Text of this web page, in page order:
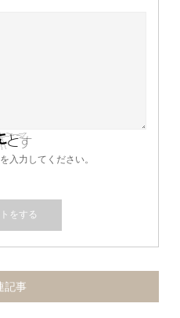
入力してください。
記事